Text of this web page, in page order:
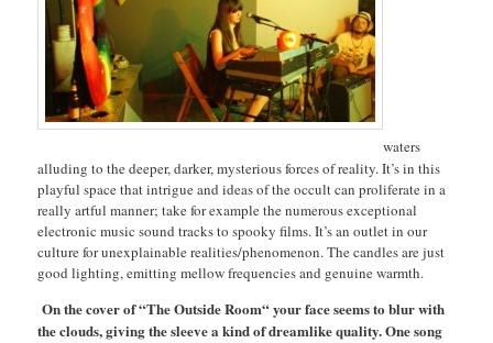
waters
alluding to the deeper, darker, mysterious forces of reality. It’s in this
playful space that intrigue and ideas of the occult can proliferate in a
really artful manner; take for example the numerous exceptional
electronic music sound tracks to spooky films. It’s an outlet in our
culture for unexplainable realities/phenomenon. The candles are just
good lighting, emitting mellow frequencies and genuine warmth.
On the cover of “The Outside Room“ your face seems to blur with
the clouds, giving the sleeve a kind of dreamlike quality. One song